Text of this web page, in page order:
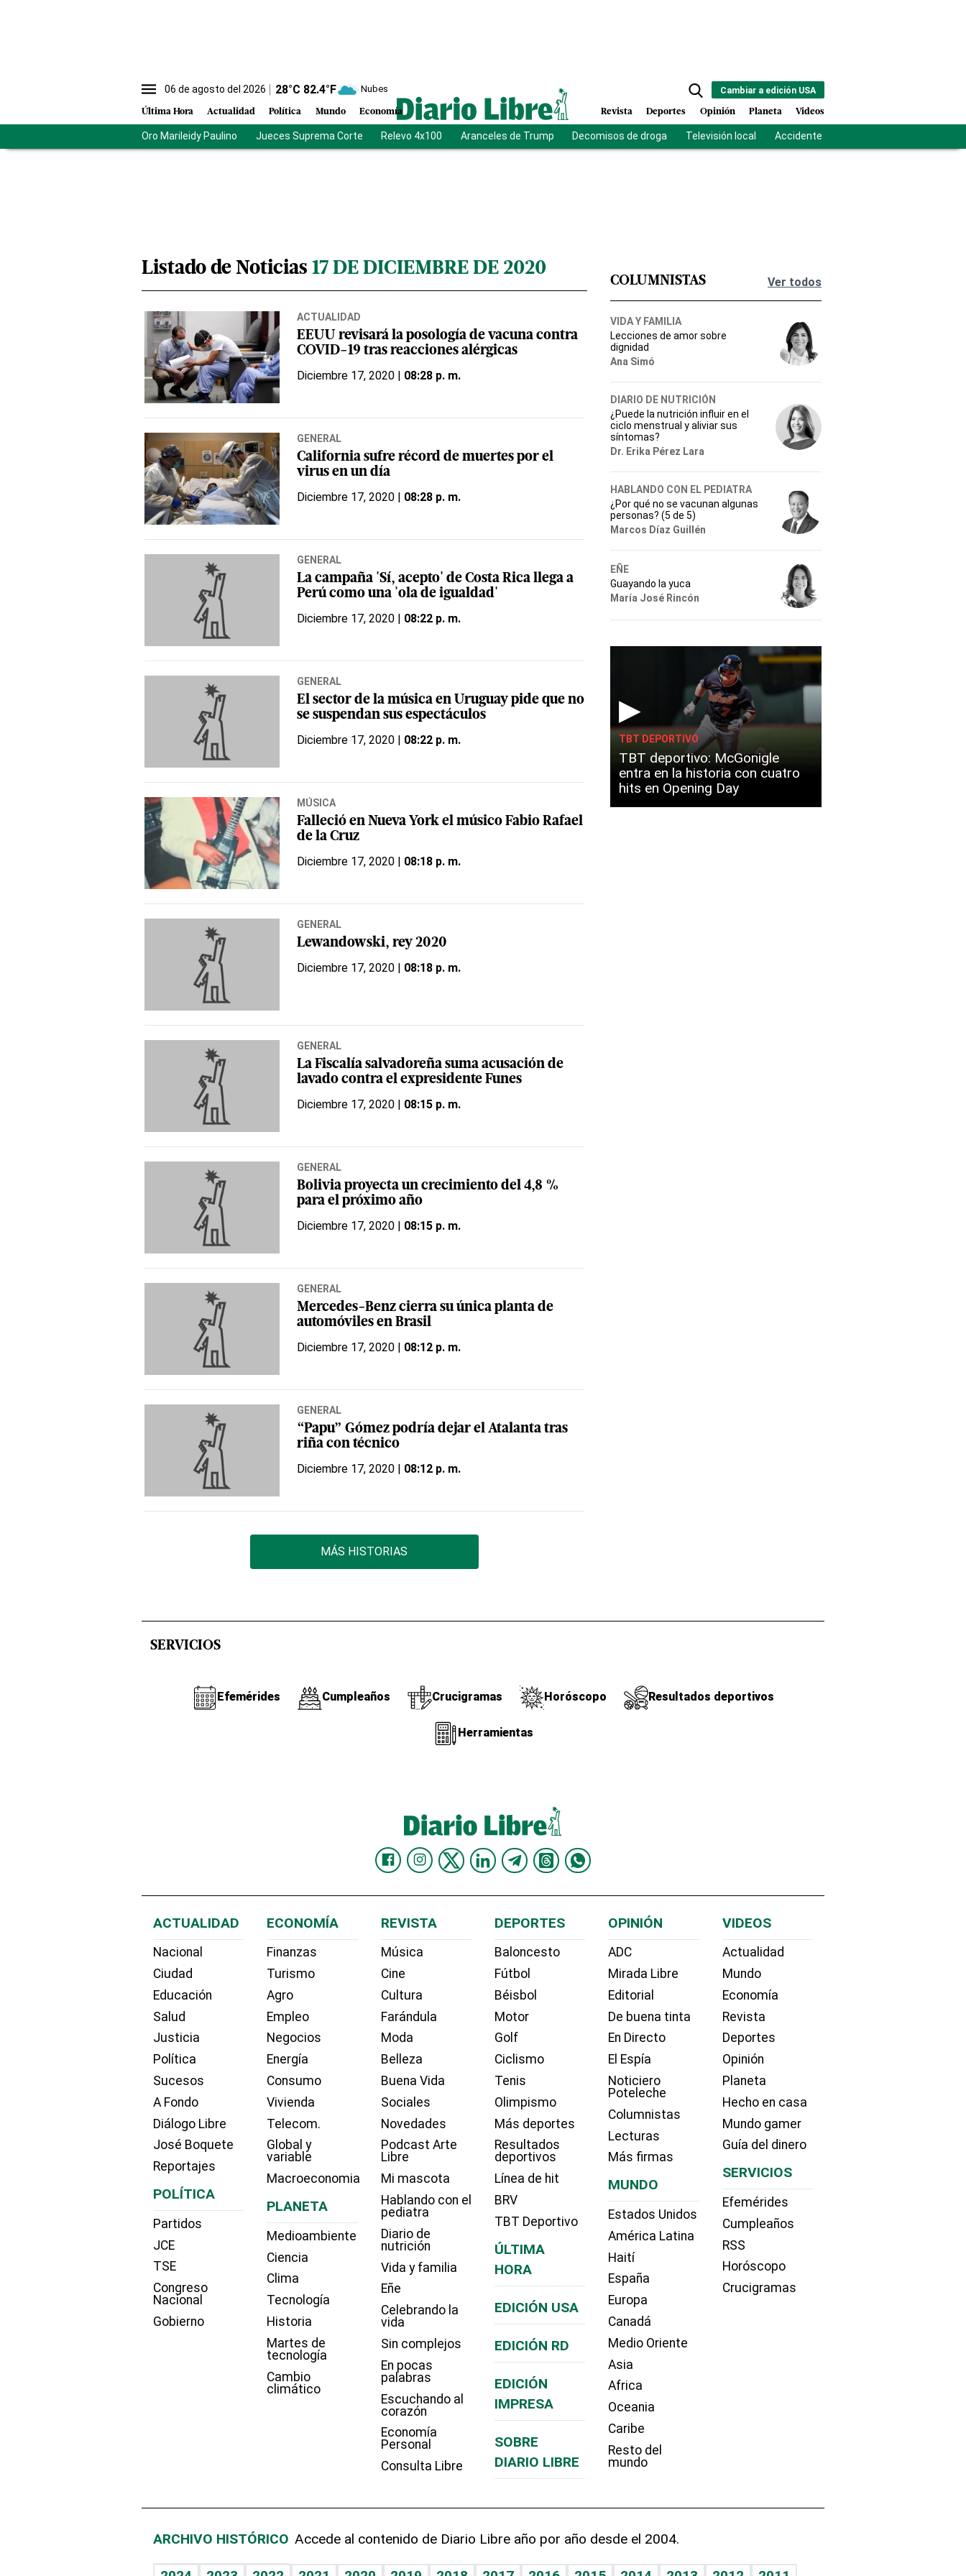
06 de agosto del 2026 28°C 82.4°F Nubes
Última Hora Actualidad Política Mundo Economía
Cambiar a edición USA
Revista Deportes Opinión Planeta Videos
Oro Marileidy Paulino Jueces Suprema Corte Relevo 4x100 Aranceles de Trump Decomisos de droga Televisión local Accidente Los Ríos
Listado de Noticias 17 DE DICIEMBRE DE 2020
ACTUALIDAD
EEUU revisará la posología de vacuna contra
COVID-19 tras reacciones alérgicas
Diciembre 17, 2020 | 08:28 p. m.
GENERAL
California sufre récord de muertes por el
virus en un día
Diciembre 17, 2020 | 08:28 p. m.
GENERAL
La campaña 'Sí, acepto' de Costa Rica llega a
Perú como una 'ola de igualdad'
Diciembre 17, 2020 | 08:22 p. m.
GENERAL
El sector de la música en Uruguay pide que no
se suspendan sus espectáculos
Diciembre 17, 2020 | 08:22 p. m.
MÚSICA
Falleció en Nueva York el músico Fabio Rafael
de la Cruz
Diciembre 17, 2020 | 08:18 p. m.
GENERAL
Lewandowski, rey 2020
Diciembre 17, 2020 | 08:18 p. m.
GENERAL
La Fiscalía salvadoreña suma acusación de
lavado contra el expresidente Funes
Diciembre 17, 2020 | 08:15 p. m.
GENERAL
Bolivia proyecta un crecimiento del 4,8 %
para el próximo año
Diciembre 17, 2020 | 08:15 p. m.
GENERAL
Mercedes-Benz cierra su única planta de
automóviles en Brasil
Diciembre 17, 2020 | 08:12 p. m.
GENERAL
“Papu” Gómez podría dejar el Atalanta tras
riña con técnico
Diciembre 17, 2020 | 08:12 p. m.
MÁS HISTORIAS
Ver todos
COLUMNISTAS
VIDA Y FAMILIA
Lecciones de amor sobre
dignidad
Ana Simó
DIARIO DE NUTRICIÓN
¿Puede la nutrición influir en el
ciclo menstrual y aliviar sus
síntomas?
Dr. Erika Pérez Lara
HABLANDO CON EL PEDIATRA
¿Por qué no se vacunan algunas
personas? (5 de 5)
Marcos Díaz Guillén
EÑE
Guayando la yuca
María José Rincón
▶
TBT DEPORTIVO
TBT deportivo: McGonigle
entra en la historia con cuatro
hits en Opening Day
SERVICIOS
Efemérides Cumpleaños Crucigramas Horóscopo Resultados deportivos
Herramientas
ACTUALIDAD
Nacional
Ciudad
Educación
Salud
Justicia
Política
Sucesos
A Fondo
Diálogo Libre
José Boquete
Reportajes
POLÍTICA
Partidos
JCE
TSE
Congreso
Nacional
Gobierno
ECONOMÍA
Finanzas
Turismo
Agro
Empleo
Negocios
Energía
Consumo
Vivienda
Telecom.
Global y
variable
Macroeconomia
PLANETA
Medioambiente
Ciencia
Clima
Tecnología
Historia
Martes de
tecnología
Cambio
climático
REVISTA
Música
Cine
Cultura
Farándula
Moda
Belleza
Buena Vida
Sociales
Novedades
Podcast Arte
Libre
Mi mascota
Hablando con el
pediatra
Diario de
nutrición
Vida y familia
Eñe
Celebrando la
vida
Sin complejos
En pocas
palabras
Escuchando al
corazón
Economía
Personal
Consulta Libre
DEPORTES
Baloncesto
Fútbol
Béisbol
Motor
Golf
Ciclismo
Tenis
Olimpismo
Más deportes
Resultados
deportivos
Línea de hit
BRV
TBT Deportivo
ÚLTIMA
HORA
EDICIÓN USA
EDICIÓN RD
EDICIÓN
IMPRESA
SOBRE
DIARIO LIBRE
OPINIÓN
ADC
Mirada Libre
Editorial
De buena tinta
En Directo
El Espía
Noticiero
Poteleche
Columnistas
Lecturas
Más firmas
MUNDO
Estados Unidos
América Latina
Haití
España
Europa
Canadá
Medio Oriente
Asia
Africa
Oceania
Caribe
Resto del
mundo
VIDEOS
Actualidad
Mundo
Economía
Revista
Deportes
Opinión
Planeta
Hecho en casa
Mundo gamer
Guía del dinero
SERVICIOS
Efemérides
Cumpleaños
RSS
Horóscopo
Crucigramas
ARCHIVO HISTÓRICO Accede al contenido de Diario Libre año por año desde el 2004.